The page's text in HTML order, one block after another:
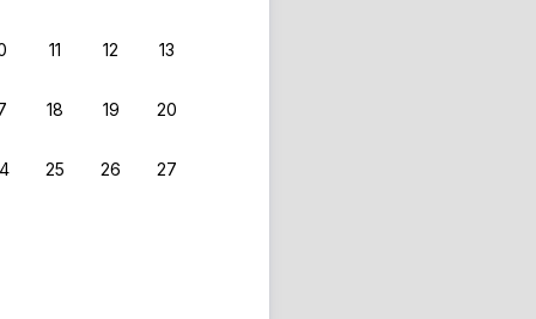
11 12 13
18 19 20
25 26 27